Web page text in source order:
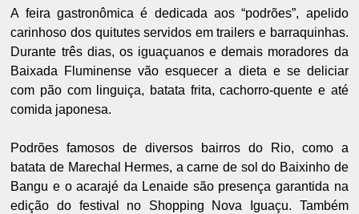
A feira gastronômica é dedicada aos “podrões”, apelido
carinhoso dos quitutes servidos em trailers e barraquinhas.
Durante três dias, os iguaçuanos e demais moradores da
Baixada Fluminense vão esquecer a dieta e se deliciar
com pão com linguiça, batata frita, cachorro-quente e até
comida japonesa.
Podrões famosos de diversos bairros do Rio, como a
batata de Marechal Hermes, a carne de sol do Baixinho de
Bangu e o acarajé da Lenaide são presença garantida na
edição do festival no Shopping Nova Iguaçu. Também